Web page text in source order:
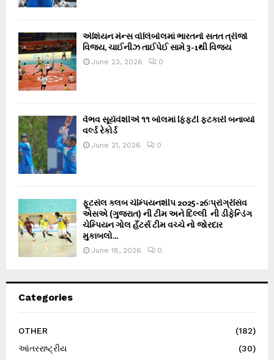
એશિયન મેન્સ વોલિબોલમાં ભારતનો સતત ત્રીજો
વિજય, ચાઈનીઝ તાઈપેઈ સામે 3-1થી વિજય
June 23, 2026 0
વૈભવ સૂર્યવંશીએ ૧૧ બોલમાં ફિફ્ટી ફટકારી બનાવ્યો
વર્લ્ડ રેકોર્ડ
June 21, 2026 0
ફૂટસેલ ક્લબ ચેમ્પિયનશીપ 2025-26ઃપ્રોગ્રેસિવ
એસએ (ગુજરાત) ની ટીમ અને દિલ્લી ની ડીફેન્ડિંગ
ચેમ્પિયન ગોલ હઁટર્સ ટીમ વચ્ચે નો જોરદાર
મુકાબલો...
June 18, 2026 0
Categories
OTHER
(182)
આંતરરાષ્ટ્રીય
(30)